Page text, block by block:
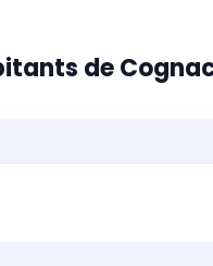
de